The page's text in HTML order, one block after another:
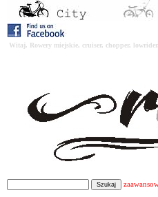
Witaj. Rowery miejskie, cruiser, chopper,